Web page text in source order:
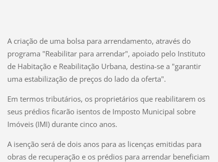
A criação de uma bolsa para arrendamento, através do
programa "Reabilitar para arrendar", apoiado pelo Instituto
de Habitação e Reabilitação Urbana, destina-se a "garantir
uma estabilização de preços do lado da oferta".
Em termos tributários, os proprietários que reabilitarem os
seus prédios ficarão isentos de Imposto Municipal sobre
Imóveis (IMI) durante cinco anos.
A isenção será de dois anos para as licenças emitidas para
obras de recuperação e os prédios para arrendar beneficiam